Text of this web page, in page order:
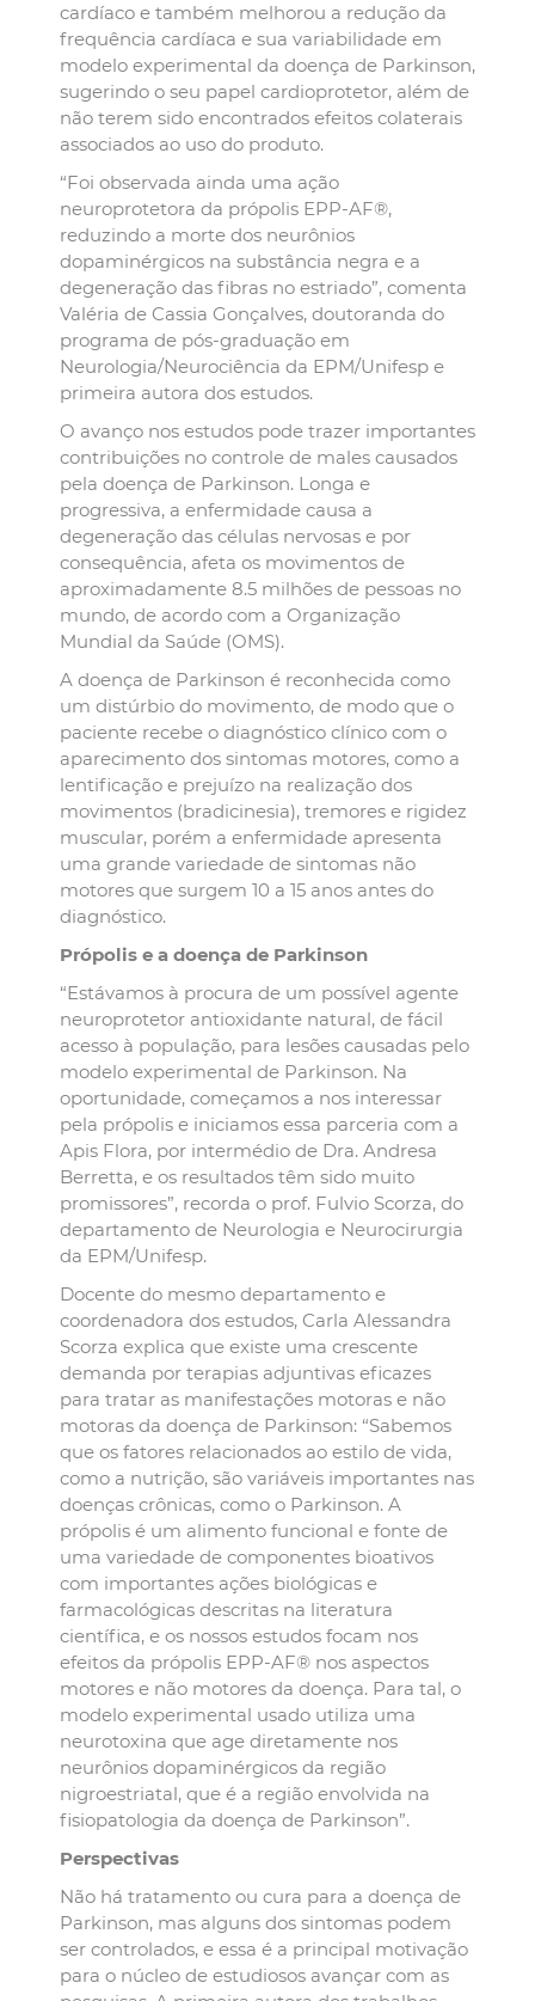
cardíaco e também melhorou a redução da
frequência cardíaca e sua variabilidade em
modelo experimental da doença de Parkinson,
sugerindo o seu papel cardioprotetor, além de
não terem sido encontrados efeitos colaterais
associados ao uso do produto.
“Foi observada ainda uma ação
neuroprotetora da própolis EPP-AF®,
reduzindo a morte dos neurônios
dopaminérgicos na substância negra e a
degeneração das fibras no estriado”, comenta
Valéria de Cassia Gonçalves, doutoranda do
programa de pós-graduação em
Neurologia/Neurociência da EPM/Unifesp e
primeira autora dos estudos.
O avanço nos estudos pode trazer importantes
contribuições no controle de males causados
pela doença de Parkinson. Longa e
progressiva, a enfermidade causa a
degeneração das células nervosas e por
consequência, afeta os movimentos de
aproximadamente 8.5 milhões de pessoas no
mundo, de acordo com a Organização
Mundial da Saúde (OMS).
A doença de Parkinson é reconhecida como
um distúrbio do movimento, de modo que o
paciente recebe o diagnóstico clínico com o
aparecimento dos sintomas motores, como a
lentificação e prejuízo na realização dos
movimentos (bradicinesia), tremores e rigidez
muscular, porém a enfermidade apresenta
uma grande variedade de sintomas não
motores que surgem 10 a 15 anos antes do
diagnóstico.
Própolis e a doença de Parkinson
“Estávamos à procura de um possível agente
neuroprotetor antioxidante natural, de fácil
acesso à população, para lesões causadas pelo
modelo experimental de Parkinson. Na
oportunidade, começamos a nos interessar
pela própolis e iniciamos essa parceria com a
Apis Flora, por intermédio de Dra. Andresa
Berretta, e os resultados têm sido muito
promissores”, recorda o prof. Fulvio Scorza, do
departamento de Neurologia e Neurocirurgia
da EPM/Unifesp.
Docente do mesmo departamento e
coordenadora dos estudos, Carla Alessandra
Scorza explica que existe uma crescente
demanda por terapias adjuntivas eficazes
para tratar as manifestações motoras e não
motoras da doença de Parkinson: “Sabemos
que os fatores relacionados ao estilo de vida,
como a nutrição, são variáveis importantes nas
doenças crônicas, como o Parkinson. A
própolis é um alimento funcional e fonte de
uma variedade de componentes bioativos
com importantes ações biológicas e
farmacológicas descritas na literatura
científica, e os nossos estudos focam nos
efeitos da própolis EPP-AF® nos aspectos
motores e não motores da doença. Para tal, o
modelo experimental usado utiliza uma
neurotoxina que age diretamente nos
neurônios dopaminérgicos da região
nigroestriatal, que é a região envolvida na
fisiopatologia da doença de Parkinson”.
Perspectivas
Não há tratamento ou cura para a doença de
Parkinson, mas alguns dos sintomas podem
ser controlados, e essa é a principal motivação
para o núcleo de estudiosos avançar com as